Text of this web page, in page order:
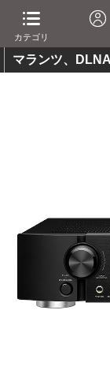
カテゴリ
マランツ、